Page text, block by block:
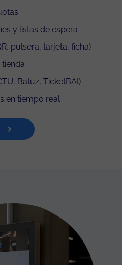
y listas de espera
pulsera, tarjeta, ficha)
Batuz, TicketBAI)
en tiempo real